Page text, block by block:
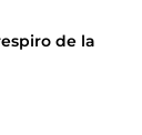
de la